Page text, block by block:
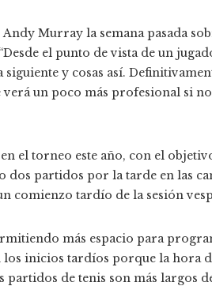
Murray la semana pasada
el punto de vista de un
y cosas así.
un poco más profesional si
el torneo este año, con el
partidos por la tarde en las
comienzo tardío de la sesión
más espacio para
inicios tardíos porque la hora
partidos de tenis son más largos